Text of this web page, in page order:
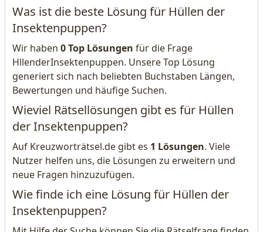
Was ist die beste Lösung für Hüllen der
Insektenpuppen?
Wir haben 0 Top Lösungen für die Frage
HllenderInsektenpuppen. Unsere Top Lösung
generiert sich nach beliebten Buchstaben Längen,
Bewertungen und häufige Suchen.
Wieviel Rätsellösungen gibt es für Hüllen
der Insektenpuppen?
Auf Kreuzworträtsel.de gibt es 1 Lösungen. Viele
Nutzer helfen uns, die Lösungen zu erweitern und
neue Fragen hinzuzufügen.
Wie finde ich eine Lösung für Hüllen der
Insektenpuppen?